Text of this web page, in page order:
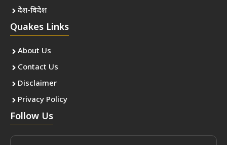
देश-विदेश
Quakes Links
About Us
Contact Us
Disclaimer
Privacy Policy
Follow Us